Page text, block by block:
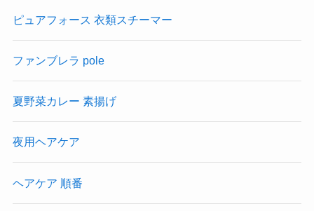
ピュアフォース 衣類スチーマー
ファンブレラ pole
夏野菜カレー 素揚げ
夜用ヘアケア
ヘアケア 順番